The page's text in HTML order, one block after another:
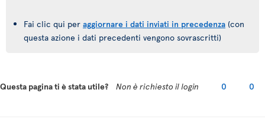
Fai clic qui per aggiornare i dati inviati in precedenza (con
questa azione i dati precedenti vengono sovrascritti)
Questa pagina ti è stata utile? Non è richiesto il login 0 0